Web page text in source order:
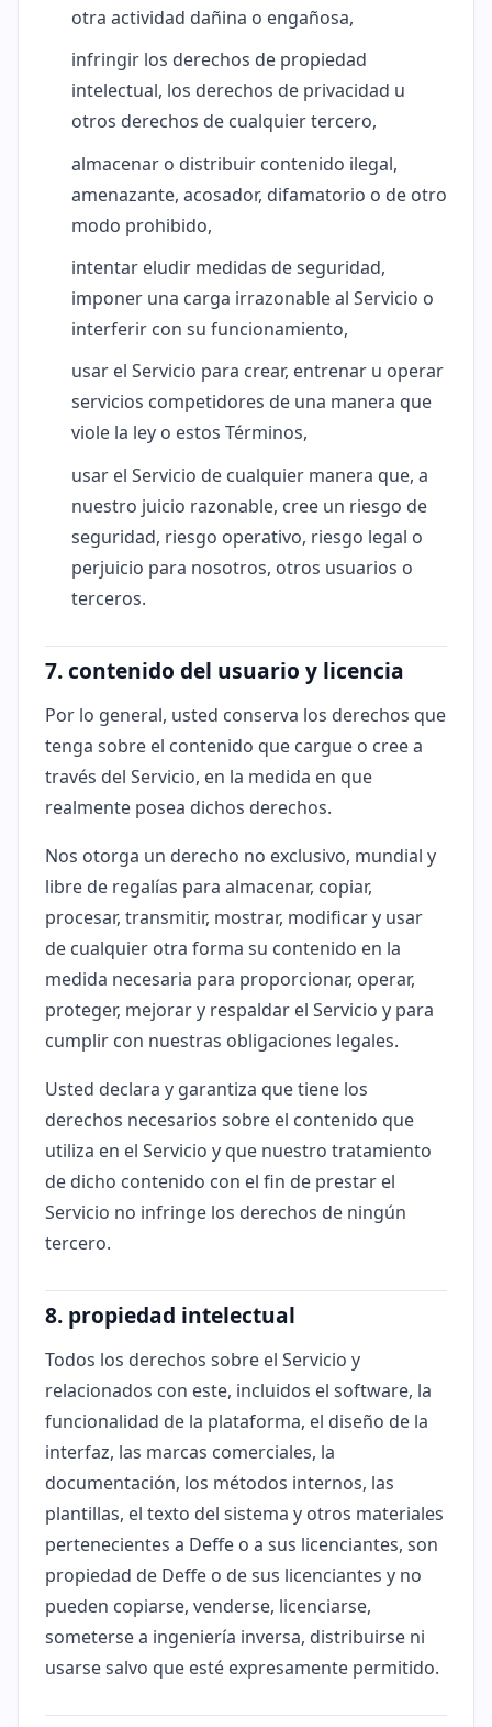
otra actividad dañina o engañosa,
infringir los derechos de propiedad
intelectual, los derechos de privacidad u
otros derechos de cualquier tercero,
almacenar o distribuir contenido ilegal,
amenazante, acosador, difamatorio o de otro
modo prohibido,
intentar eludir medidas de seguridad,
imponer una carga irrazonable al Servicio o
interferir con su funcionamiento,
usar el Servicio para crear, entrenar u operar
servicios competidores de una manera que
viole la ley o estos Términos,
usar el Servicio de cualquier manera que, a
nuestro juicio razonable, cree un riesgo de
seguridad, riesgo operativo, riesgo legal o
perjuicio para nosotros, otros usuarios o
terceros.
7. contenido del usuario y licencia
Por lo general, usted conserva los derechos que
tenga sobre el contenido que cargue o cree a
través del Servicio, en la medida en que
realmente posea dichos derechos.
Nos otorga un derecho no exclusivo, mundial y
libre de regalías para almacenar, copiar,
procesar, transmitir, mostrar, modificar y usar
de cualquier otra forma su contenido en la
medida necesaria para proporcionar, operar,
proteger, mejorar y respaldar el Servicio y para
cumplir con nuestras obligaciones legales.
Usted declara y garantiza que tiene los
derechos necesarios sobre el contenido que
utiliza en el Servicio y que nuestro tratamiento
de dicho contenido con el fin de prestar el
Servicio no infringe los derechos de ningún
tercero.
8. propiedad intelectual
Todos los derechos sobre el Servicio y
relacionados con este, incluidos el software, la
funcionalidad de la plataforma, el diseño de la
interfaz, las marcas comerciales, la
documentación, los métodos internos, las
plantillas, el texto del sistema y otros materiales
pertenecientes a Deffe o a sus licenciantes, son
propiedad de Deffe o de sus licenciantes y no
pueden copiarse, venderse, licenciarse,
someterse a ingeniería inversa, distribuirse ni
usarse salvo que esté expresamente permitido.